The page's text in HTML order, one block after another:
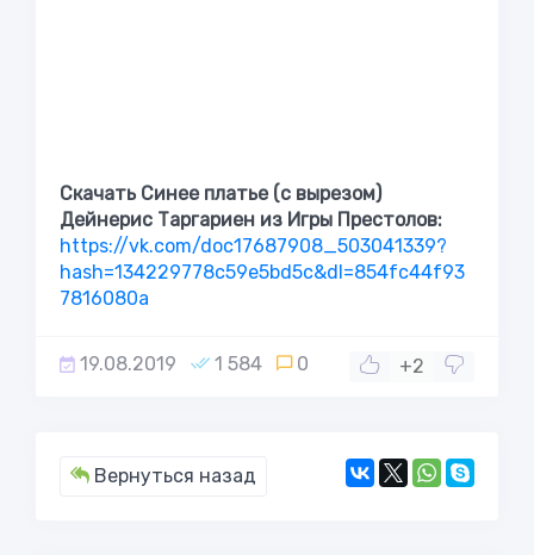
Скачать Синее платье (с вырезом)
Дейнерис Таргариен из Игры Престолов:
https://vk.com/doc17687908_503041339?
hash=134229778c59e5bd5c&dl=854fc44f93
7816080a
19.08.2019 1 584 0 +2
Вернуться назад